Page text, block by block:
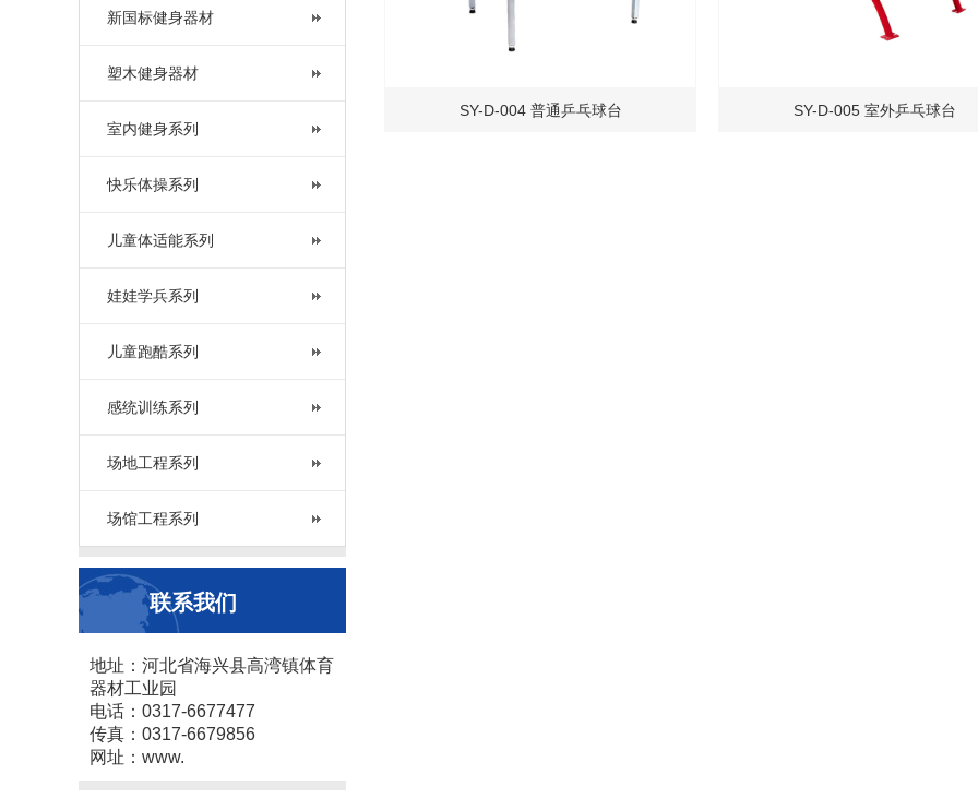
新国标健身器材
塑木健身器材
室内健身系列
快乐体操系列
儿童体适能系列
娃娃学兵系列
儿童跑酷系列
感统训练系列
场地工程系列
场馆工程系列
联系我们
地址：河北省海兴县高湾镇体育
器材工业园
电话：0317-6677477
传真：0317-6679856
网址：www.
SY-D-004 普通乒乓球台 SY-D-005 室外乒乓球台